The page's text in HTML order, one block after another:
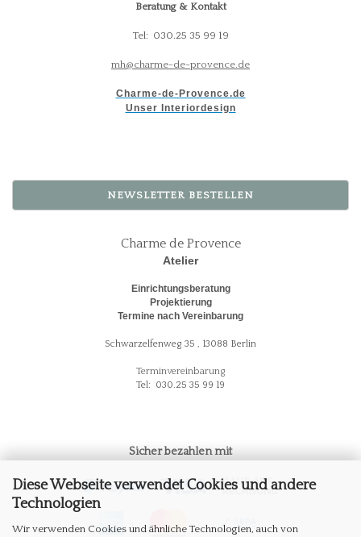
Diese Webseite verwendet Cookies und andere
Technologien
Wir verwenden Cookies und ähnliche Technologien, auch von
Beratung & Kontakt
Tel: 030.25 35 99 19
mh@charme-de-provence.de
Charme-de-Provence.de
Unser Interiordesign
NEWSLETTER BESTELLEN
Charme de Provence
Atelier
Einrichtungsberatung
Projektierung
Termine nach Vereinbarung
Schwarzelfenweg 35 , 13088 Berlin
Terminvereinbarung
Tel: 030.25 35 99 19
Sicher bezahlen mit